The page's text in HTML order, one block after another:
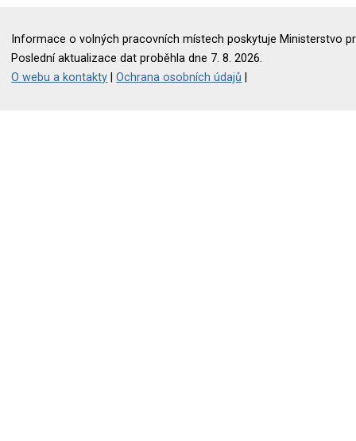
Informace o volných pracovních místech poskytuje Ministerstvo
Poslední aktualizace dat proběhla dne 7. 8. 2026.
O webu a kontakty |Ochrana osobních údajů